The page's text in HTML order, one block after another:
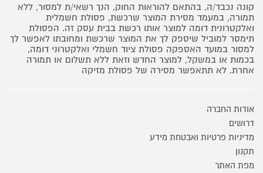
קונה נכבד/ה, בהתאם להוראות החוק, הנך רשאי/ת למסור, ללא
תמורה, במעמד מסירת המוצר שרכשת, פסולת חשמלית
ואלקטרונית דומה למוצר אותו רכשת בבית עסק זה. הפסולת
תימסר למוביל שיספק לך את המוצר שרכשת ומחובתו לאפשר לך
למסור במועד האספקה פסולת ציוד חשמלי ואלקטרוני דומה,
בכמות או במשקל, למוצר החדש וזאת ללא תשלום או תמורה
אחרת. לא תתאפשר מסירה של פסולת מזיקה
אודות החברה
דרושים
מדיניות פרטיות ואבטחת מידע
תקנון
מפת האתר